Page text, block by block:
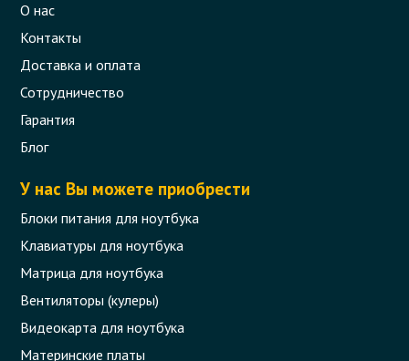
О нас
Контакты
Доставка и оплата
Сотрудничество
Гарантия
Блог
У нас Вы можете приобрести
Блоки питания для ноутбука
Клавиатуры для ноутбука
Матрица для ноутбука
Вентиляторы (кулеры)
Видеокарта для ноутбука
Материнские платы